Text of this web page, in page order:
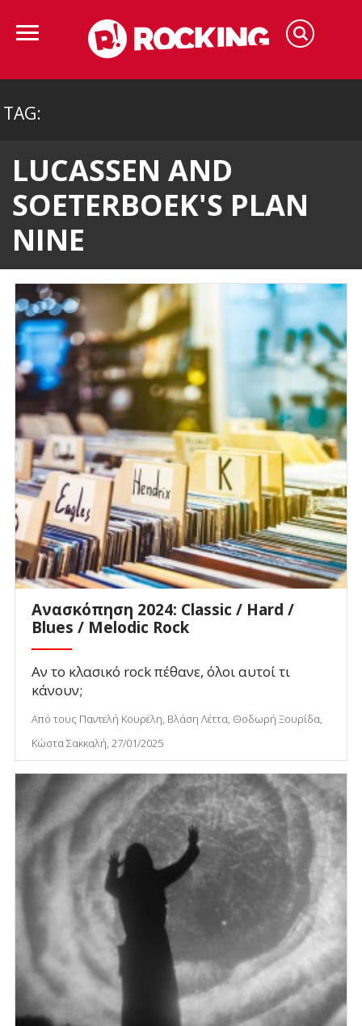
TAG:
LUCASSEN AND
SOETERBOEK'S PLAN
NINE
Ανασκόπηση 2024: Classic / Hard /
Blues / Melodic Rock
Αν το κλασικό rock πέθανε, όλοι αυτοί τι
κάνουν;
Από τους Παντελή Κουρέλη, Βλάση Λέττα, Θοδωρή Ξουρίδα,
Κώστα Σακκαλή, 27/01/2025